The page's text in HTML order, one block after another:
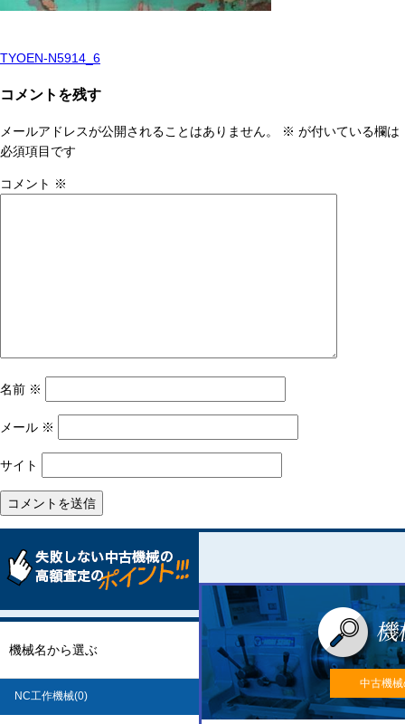
投
稿
ナ
ビ
ゲ
TYOEN-N5914_6
コメントを残す
メールアドレスが公開されることはありません。 ※ が付いている欄は
必須項目です
コメント ※
名前 ※
メール ※
サイト
機械名から選ぶ
NC工作機械(0)
中古機